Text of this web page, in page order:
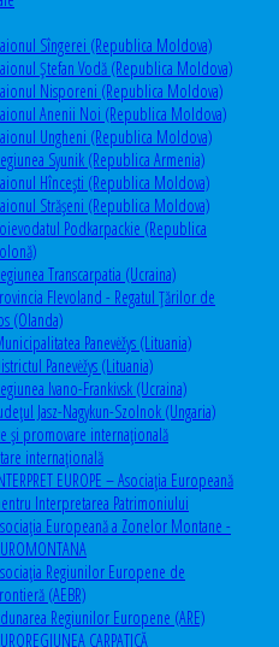
Sîngerei (Republica Moldova)
Ștefan Vodă (Republica Moldova)
Nisporeni (Republica Moldova)
Anenii Noi (Republica Moldova)
Ungheni (Republica Moldova)
Syunik (Republica Armenia)
Hîncești (Republica Moldova)
Străşeni (Republica Moldova)
Podkarpackie (Republica
Transcarpatia (Ucraina)
Flevoland - Regatul Ţărilor de
(Olanda)
Panevėžys (Lituania)
Panevėžys (Lituania)
Ivano-Frankivsk (Ucraina)
Jasz-Nagykun-Szolnok (Ungaria)
şi promovare internaţională
internaţională
EUROPE – Asociația Europeană
Interpretarea Patrimoniului
Europeană a Zonelor Montane -
Regiunilor Europene de
(AEBR)
Regiunilor Europene (ARE)
CARPATICĂ